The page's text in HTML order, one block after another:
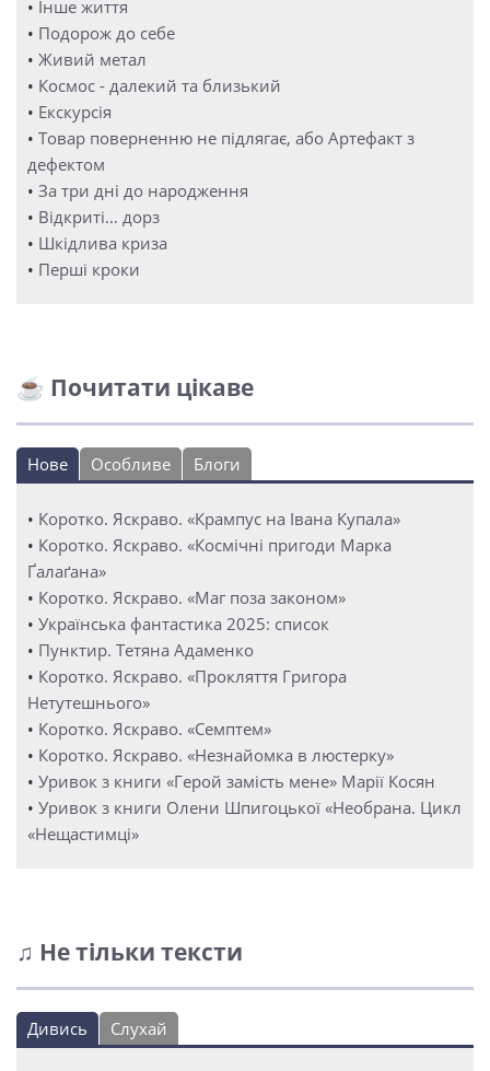
• Інше життя
• Подорож до себе
• Живий метал
• Космос - далекий та близький
• Екскурсія
• Товар поверненню не підлягає, або Артефакт з
дефектом
• За три дні до народження
• Відкриті… дорз
• Шкідлива криза
• Перші кроки
☕ Почитати цікаве
Нове Особливе Блоги
• Коротко. Яскраво. «Крампус на Івана Купала»
• Коротко. Яскраво. «Космічні пригоди Марка
Ґалаґана»
• Коротко. Яскраво. «Маг поза законом»
• Українська фантастика 2025: список
• Пунктир. Тетяна Адаменко
• Коротко. Яскраво. «Прокляття Григора
Нетутешнього»
• Коротко. Яскраво. «Семптем»
• Коротко. Яскраво. «Незнайомка в люстерку»
• Уривок з книги «Герой замість мене» Марії Косян
• Уривок з книги Олени Шпигоцької «Необрана. Цикл
«Нещастимці»
♫ Не тільки тексти
Дивись Слухай